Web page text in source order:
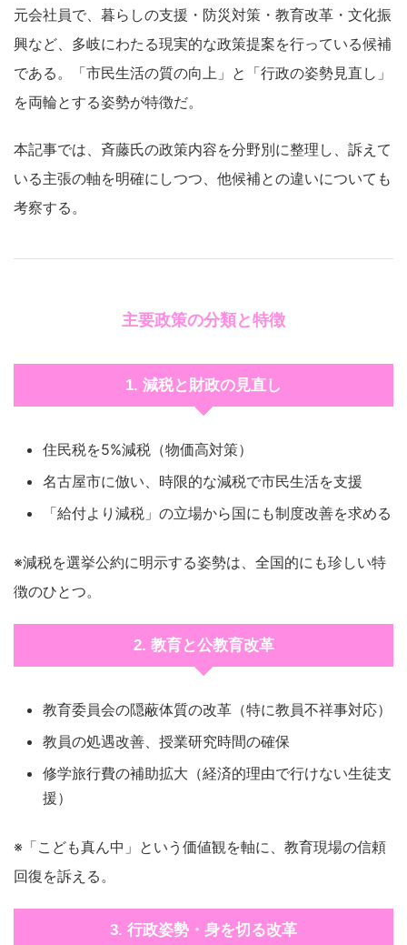
元会社員で、暮らしの支援・防災対策・教育改革・文化振
興など、多岐にわたる現実的な政策提案を行っている候補
である。「市民生活の質の向上」と「行政の姿勢見直し」
を両輪とする姿勢が特徴だ。
本記事では、斉藤氏の政策内容を分野別に整理し、訴えて
いる主張の軸を明確にしつつ、他候補との違いについても
考察する。
主要政策の分類と特徴
1. 減税と財政の見直し
住民税を5%減税（物価高対策）
名古屋市に倣い、時限的な減税で市民生活を支援
「給付より減税」の立場から国にも制度改善を求める
※減税を選挙公約に明示する姿勢は、全国的にも珍しい特
徴のひとつ。
2. 教育と公教育改革
教育委員会の隠蔽体質の改革（特に教員不祥事対応）
教員の処遇改善、授業研究時間の確保
修学旅行費の補助拡大（経済的理由で行けない生徒支
援）
※「こども真ん中」という価値観を軸に、教育現場の信頼
回復を訴える。
3. 行政姿勢・身を切る改革